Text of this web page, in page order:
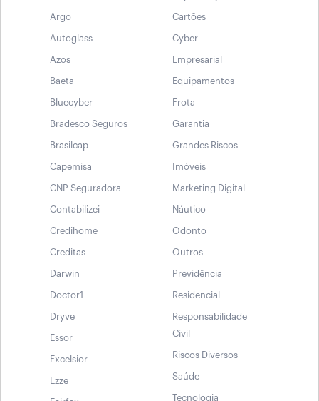
Argo
Autoglass
Azos
Baeta
Bluecyber
Bradesco Seguros
Brasilcap
Capemisa
CNP Seguradora
Contabilizei
Credihome
Creditas
Darwin
Doctor1
Dryve
Essor
Excelsior
Ezze
Cartões
Cyber
Empresarial
Equipamentos
Frota
Garantia
Grandes Riscos
Imóveis
Marketing Digital
Náutico
Odonto
Outros
Previdência
Residencial
Responsabilidade
Civil
Riscos Diversos
Saúde
Tecnologia